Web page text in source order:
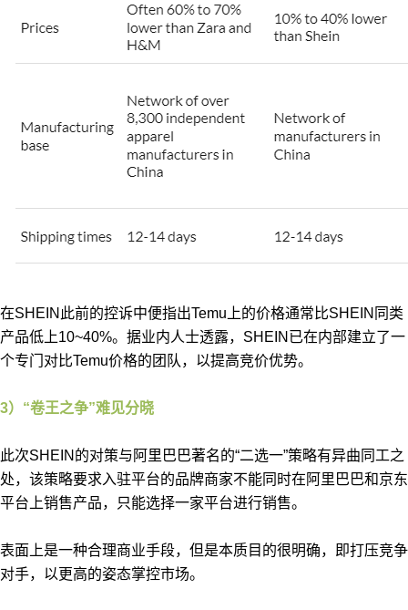
在SHEIN此前的控诉中便指出Temu上的价格通常比SHEIN同类
产品低上10~40%。据业内人士透露，SHEIN已在内部建立了一
个专门对比Temu价格的团队，以提高竞价优势。
3）“卷王之争”难见分晓
此次SHEIN的对策与阿里巴巴著名的“二选一”策略有异曲同工之
处，该策略要求入驻平台的品牌商家不能同时在阿里巴巴和京东
平台上销售产品，只能选择一家平台进行销售。
表面上是一种合理商业手段，但是本质目的很明确，即打压竞争
对手，以更高的姿态掌控市场。